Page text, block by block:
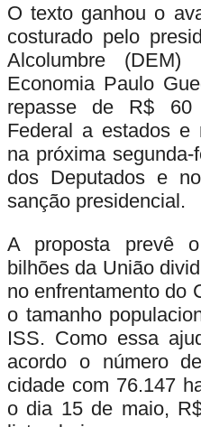
O texto ganhou o
costurado pelo
Alcolumbre
Economia Paulo
repasse de R$ 60
Federal a estados e
na próxima
dos Deputados e
sanção presidencial.
A proposta prevê
bilhões da União
no enfrentamento do
o tamanho
ISS. Como essa
acordo o número
cidade com 76.147
o dia 15 de maio,